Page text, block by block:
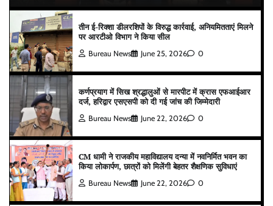
तीन ई-रिक्शा डीलरशिपों के विरुद्ध कार्रवाई, अनियमितताएं मिलने
पर आरटीओ विभाग ने किया सील
Bureau News June 25, 2026 0
कर्णप्रयाग में सिख श्रद्धालुओं से मारपीट में क्रास एफआईआर
दर्ज, हरिद्वार एसएसपी को दी गई जांच की जिम्मेदारी
Bureau News June 22, 2026 0
CM धामी ने राजकीय महाविद्यालय दन्या में नवनिर्मित भवन का
किया लोकार्पण, छात्रों को मिलेंगी बेहतर शैक्षणिक सुविधाएं
Bureau News June 22, 2026 0